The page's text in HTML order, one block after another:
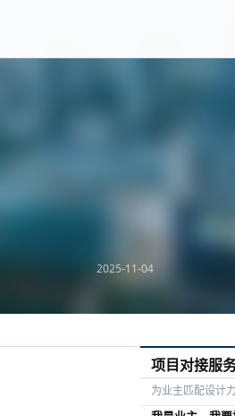
2025-11-04
项目对接服
为业主匹配设计